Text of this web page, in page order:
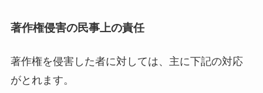
著作権侵害の民事上の責任
著作権を侵害した者に対しては、主に下記の対応
がとれます。